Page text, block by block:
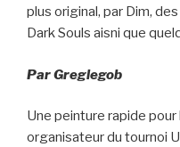
plus original, par Dim,
Dark Souls aisni que
Par Greglegob
Une peinture rapide
organisateur du tournoi